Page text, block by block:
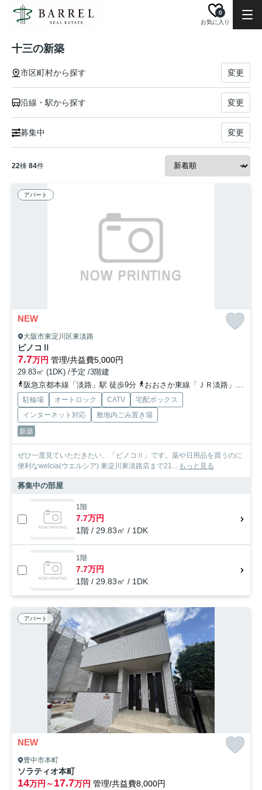
お気に入り
0
十三の新築
市区町村から探す 変更
沿線・駅から探す 変更
募集中 変更
22棟 84件
アパート
NEW
大阪市東淀川区東淡路
ピノコⅡ
7.7万円 管理/共益費5,000円
29.83㎡ (1DK) /予定 /3階建
阪急京都本線「淡路」駅 徒歩9分
おおさか東線「ＪＲ淡路」駅 徒歩10分
駐輪場 オートロック CATV
宅配ボックス
インターネット対応
敷地内ごみ置き場
新築
ぜひ一度見ていただきたい、「ピノコⅡ」です。薬や日用品を買うのに
便利なwelcia(ウエルシア) 東淀川東淡路店まで21... もっと見る
募集中の部屋
1階
7.7万円
1階 / 29.83㎡ / 1DK
1階
7.7万円
1階 / 29.83㎡ / 1DK
アパート
NEW
豊中市本町
ソラティオ本町
14万円～17.7万円 管理/共益費8,000円